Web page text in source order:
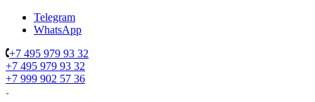
Telegram
WhatsApp
+7 495 979 93 32
+7 495 979 93 32
+7 999 902 57 36